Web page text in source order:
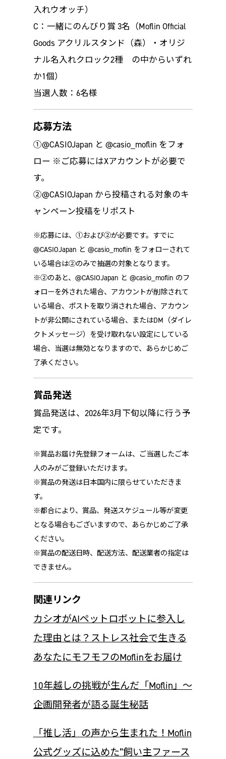
入れウオッチ）
C：一緒にのんびり賞 3名（Moflin Official
Goods アクリルスタンド（森）・オリジ
ナル名入れクロック2種 の中からいずれ
か1個）
当選人数：6名様
応募方法
①@CASIOJapan と @casio_moflin をフォ
ロー ※ご応募にはXアカウントが必要で
す。
②@CASIOJapan から投稿される対象のキ
ャンペーン投稿をリポスト
※応募には、①および②が必要です。すでに
@CASIOJapan と @casio_moflin をフォローされて
いる場合は②のみで抽選の対象となります。
※②のあと、@CASIOJapan と @casio_moflin のフ
ォローを外された場合、アカウントが削除されて
いる場合、ポストを取り消された場合、アカウン
トが非公開にされている場合、またはDM（ダイレ
クトメッセージ）を受け取れない設定にしている
場合、当選は無効となりますので、あらかじめご
了承ください。
賞品発送
賞品発送は、2026年3月下旬以降に行う予
定です。
※賞品お届け先登録フォームは、ご当選したご本
人のみがご登録いただけます。
※賞品の発送は日本国内に限らせていただきま
す。
※都合により、賞品、発送スケジュール等が変更
となる場合もございますので、あらかじめご了承
ください。
※賞品の配送日時、配送方法、配送業者の指定は
できません。
関連リンク
カシオがAIペットロボットに参入し
た理由とは？ストレス社会で生きる
あなたにモフモフのMoflinをお届け
10年越しの挑戦が生んだ「Moflin」～
企画開発者が語る誕生秘話
「推し活」の声から生まれた！Moflin
公式グッズに込めた“飼い主ファース